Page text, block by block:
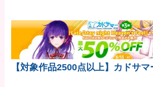
【対象作品2500点以上】カドサ